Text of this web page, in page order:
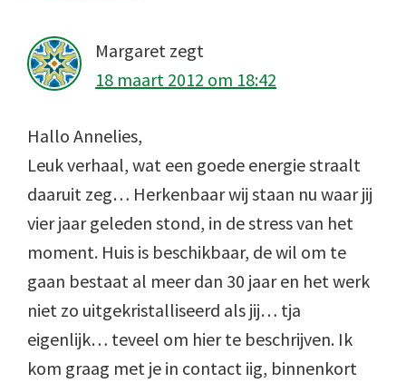
Margaret zegt
18 maart 2012 om 18:42
Hallo Annelies,
Leuk verhaal, wat een goede energie straalt
daaruit zeg… Herkenbaar wij staan nu waar jij
vier jaar geleden stond, in de stress van het
moment. Huis is beschikbaar, de wil om te
gaan bestaat al meer dan 30 jaar en het werk
niet zo uitgekristalliseerd als jij… tja
eigenlijk… teveel om hier te beschrijven. Ik
kom graag met je in contact iig, binnenkort